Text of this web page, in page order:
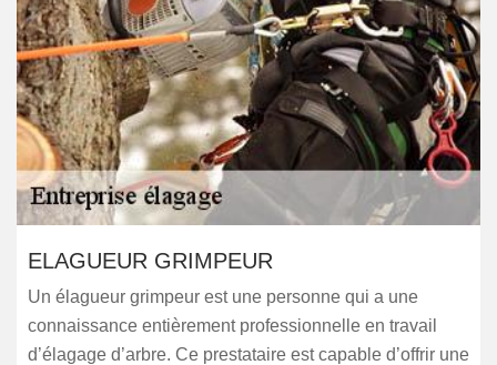
ELAGUEUR GRIMPEUR
Un élagueur grimpeur est une personne qui a une
connaissance entièrement professionnelle en travail
d’élagage d’arbre. Ce prestataire est capable d’offrir une